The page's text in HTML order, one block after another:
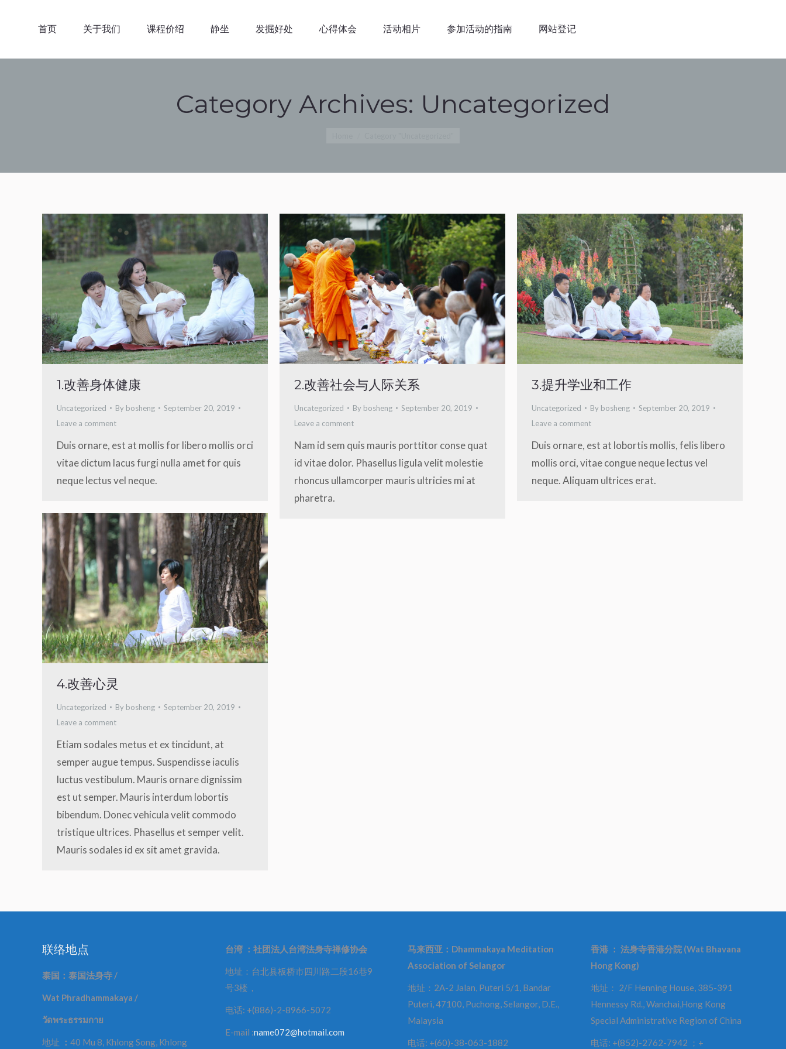
首页 关于我们 课程价绍 静坐 发掘好处 心得体会 活动相片 参加活动的指南 网站登记
Category Archives: Uncategorized
1.改善身体健康
Uncategorized By bosheng
September 20, 2019
Leave a comment
Duis ornare, est at mollis for libero mollis orci
vitae dictum lacus furgi nulla amet for quis
neque lectus vel neque.
2.改善社会与人际关系
Uncategorized By bosheng
September 20, 2019
Leave a comment
Nam id sem quis mauris porttitor conse quat
id vitae dolor. Phasellus ligula velit molestie
rhoncus ullamcorper mauris ultricies mi at
pharetra.
3.提升学业和工作
Uncategorized By bosheng
September 20, 2019
Leave a comment
Duis ornare, est at lobortis mollis, felis libero
mollis orci, vitae congue neque lectus vel
neque. Aliquam ultrices erat.
4.改善心灵
Uncategorized By bosheng
September 20, 2019
Leave a comment
Etiam sodales metus et ex tincidunt, at
semper augue tempus. Suspendisse iaculis
luctus vestibulum. Mauris ornare dignissim
est ut semper. Mauris interdum lobortis
bibendum. Donec vehicula velit commodo
tristique ultrices. Phasellus et semper velit.
Mauris sodales id ex sit amet gravida.
联络地点
泰国：泰国法身寺 /
Wat Phradhammakaya /
วัดพระธรรมกาย
地址 ： 40 Mu 8, Khlong Song, Khlong
台湾 ：社团法人台湾法身寺禅修协会
地址：台北县板桥市四川路二段16巷9
号3楼，
电话: +(886)-2-8966-5072
E-mail :name072@hotmail.com
马来西亚： Dhammakaya Meditation
Association of Selangor
地址：2A-2 Jalan, Puteri 5/1, Bandar
Puteri, 47100, Puchong, Selangor, D.E.,
Malaysia
电话: +(60)-38-063-1882
香港 ： 法身寺香港分院(Wat Bhavana
Hong Kong)
地址： 2/F Henning House, 385-391
Hennessy Rd., Wanchai,Hong Kong
Special Administrative Region of China
电话: +(852)-2762-7942 ；+